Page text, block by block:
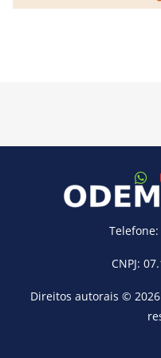
Telefone:
CNPJ:
Direitos autorais © 2026